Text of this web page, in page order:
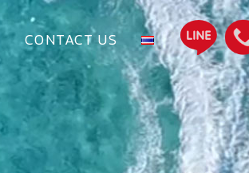
CONTACT US